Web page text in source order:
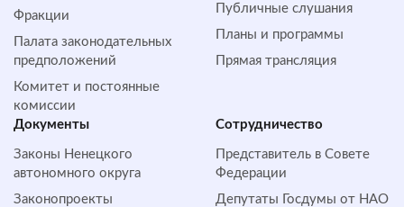
Фракции
Палата законодательных
предположений
Комитет и постоянные
комиссии
Публичные слушания
Планы и программы
Прямая трансляция
Документы
Законы Ненецкого
автономного округа
Законопроекты
Сотрудничество
Представитель в Совете
Федерации
Депутаты Госдумы от НАО